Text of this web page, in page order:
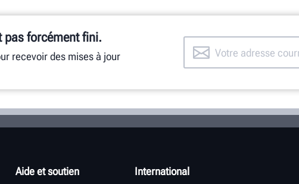
pas forcément fini.
recevoir des mises à jour
Aide et soutien International